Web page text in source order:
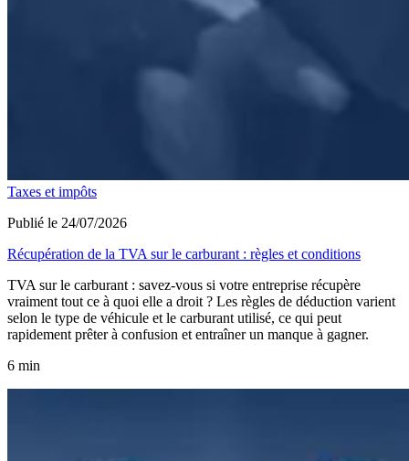
Taxes et impôts
Publié le 24/07/2026
Récupération de la TVA sur le carburant : règles et conditions
TVA sur le carburant : savez-vous si votre entreprise récupère
vraiment tout ce à quoi elle a droit ? Les règles de déduction varient
selon le type de véhicule et le carburant utilisé, ce qui peut
rapidement prêter à confusion et entraîner un manque à gagner.
6 min